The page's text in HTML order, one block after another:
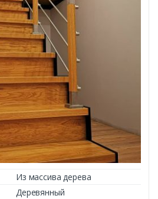
Из массива дерева
Деревянный